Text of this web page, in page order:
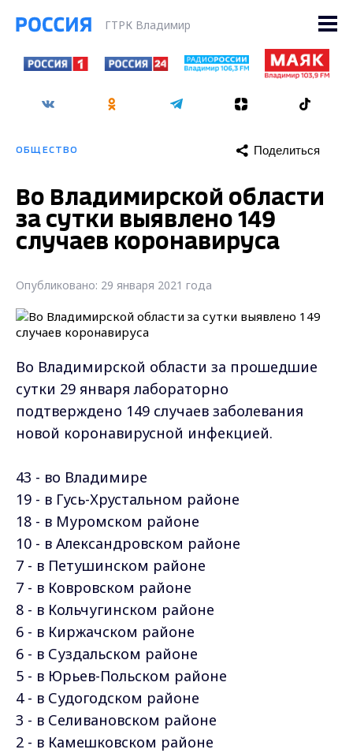
ГТРК Владимир
ОБЩЕСТВО Поделиться
Во Владимирской области
за сутки выявлено 149
случаев коронавируса
Опубликовано: 29 января 2021 года
Во Владимирской области за прошедшие
сутки 29 января лабораторно
подтверждено 149 случаев заболевания
новой коронавирусной инфекцией.
43 - во Владимире
19 - в Гусь-Хрустальном районе
18 - в Муромском районе
10 - в Александровском районе
7 - в Петушинском районе
7 - в Ковровском районе
8 - в Кольчугинском районе
6 - в Киржачском районе
6 - в Суздальском районе
5 - в Юрьев-Польском районе
4 - в Судогодском районе
3 - в Селивановском районе
2 - в Камешковском районе